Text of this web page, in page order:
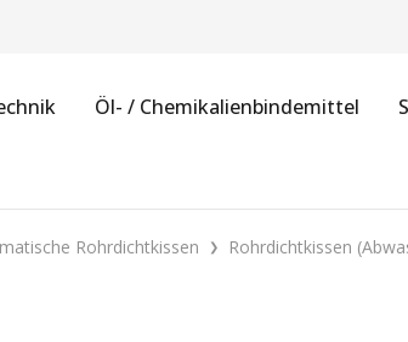
Öl- / Chemikalienbindemittel
Rohrdichtkissen Rohrdichtkissen